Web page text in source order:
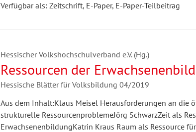
Verfügbar als: Zeitschrift, E-Paper, E-Paper-Teilbeitrag
Hessischer Volkshochschulverband e.V. (Hg.)
Ressourcen der
Hessische Blätter für Volksbildung 04/2019
Aus dem Inhalt:Klaus Meisel Herausforderungen an die
strukturelle RessourcenproblemeJörg SchwarzZeit als
ErwachsenenbildungKatrin Kraus Raum als Ressource